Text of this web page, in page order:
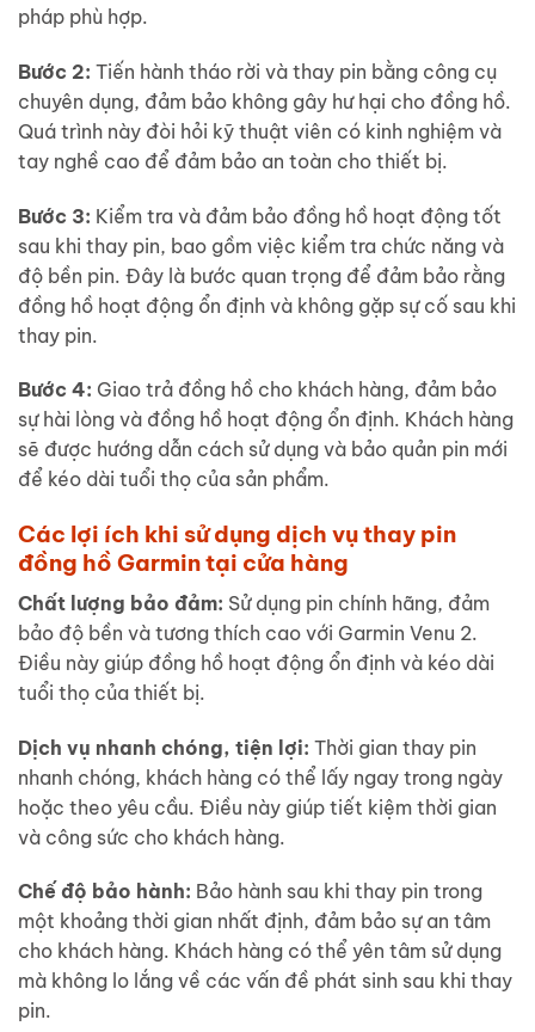
pháp phù hợp.
Bước 2: Tiến hành tháo rời và thay pin bằng công cụ
chuyên dụng, đảm bảo không gây hư hại cho đồng hồ.
Quá trình này đòi hỏi kỹ thuật viên có kinh nghiệm và
tay nghề cao để đảm bảo an toàn cho thiết bị.
Bước 3: Kiểm tra và đảm bảo đồng hồ hoạt động tốt
sau khi thay pin, bao gồm việc kiểm tra chức năng và
độ bền pin. Đây là bước quan trọng để đảm bảo rằng
đồng hồ hoạt động ổn định và không gặp sự cố sau khi
thay pin.
Bước 4: Giao trả đồng hồ cho khách hàng, đảm bảo
sự hài lòng và đồng hồ hoạt động ổn định. Khách hàng
sẽ được hướng dẫn cách sử dụng và bảo quản pin mới
để kéo dài tuổi thọ của sản phẩm.
Các lợi ích khi sử dụng dịch vụ thay pin
đồng hồ Garmin tại cửa hàng
Chất lượng bảo đảm: Sử dụng pin chính hãng, đảm
bảo độ bền và tương thích cao với Garmin Venu 2.
Điều này giúp đồng hồ hoạt động ổn định và kéo dài
tuổi thọ của thiết bị.
Dịch vụ nhanh chóng, tiện lợi: Thời gian thay pin
nhanh chóng, khách hàng có thể lấy ngay trong ngày
hoặc theo yêu cầu. Điều này giúp tiết kiệm thời gian
và công sức cho khách hàng.
Chế độ bảo hành: Bảo hành sau khi thay pin trong
một khoảng thời gian nhất định, đảm bảo sự an tâm
cho khách hàng. Khách hàng có thể yên tâm sử dụng
mà không lo lắng về các vấn đề phát sinh sau khi thay
pin.